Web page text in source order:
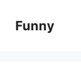
contentFunny